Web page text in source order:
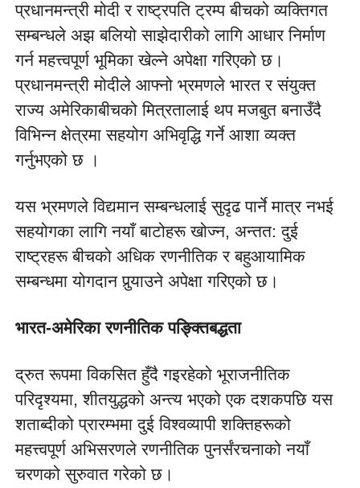
प्रधानमन्त्री मोदी र राष्ट्रपति ट्रम्प बीचको व्यक्तिगत
सम्बन्धले अझ बलियो साझेदारीको लागि आधार निर्माण
गर्न महत्त्वपूर्ण भूमिका खेल्ने अपेक्षा गरिएको छ।
प्रधानमन्त्री मोदीले आफ्नो भ्रमणले भारत र संयुक्त
राज्य अमेरिकाबीचको मित्रतालाई थप मजबुत बनाउँदै
विभिन्न क्षेत्रमा सहयोग अभिवृद्धि गर्ने आशा व्यक्त
गर्नुभएको छ ।
यस भ्रमणले विद्यमान सम्बन्धलाई सुदृढ पार्ने मात्र नभई
सहयोगका लागि नयाँ बाटोहरू खोज्न, अन्तत: दुई
राष्ट्रहरू बीचको अधिक रणनीतिक र बहुआयामिक
सम्बन्धमा योगदान पुर्‍याउने अपेक्षा गरिएको छ।
भारत-अमेरिका रणनीतिक पङ्क्तिबद्धता
द्रुत रूपमा विकसित हुँदै गइरहेको भूराजनीतिक
परिदृश्यमा, शीतयुद्धको अन्त्य भएको एक दशकपछि यस
शताब्दीको प्रारम्भमा दुई विश्वव्यापी शक्तिहरूको
महत्त्वपूर्ण अभिसरणले रणनीतिक पुनर्संरचनाको नयाँ
चरणको सुरुवात गरेको छ।